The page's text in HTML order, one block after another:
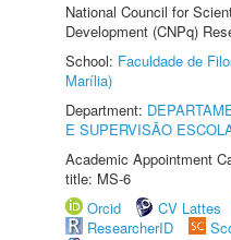
National Council for
Development (CNPq)
School: Faculdade de
Marília)
Department:
E SUPERVISÃO
Academic Appointment
title: MS-6
Orcid
CV Lattes
ResearcherID